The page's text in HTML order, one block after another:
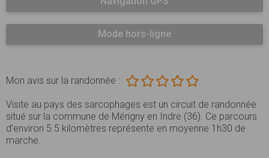
Mode hors-ligne
Mon avis sur la randonnée :
Visite au pays des sarcophages est un circuit de randonnée
situé sur la commune de Mérigny en Indre (36). Ce parcours
d’environ 5.5 kilomètres représente en moyenne 1h30 de
marche.